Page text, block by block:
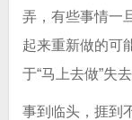
弄，有些事情一
起来重新做的可
于“马上去做”失去
事到临头，捱到